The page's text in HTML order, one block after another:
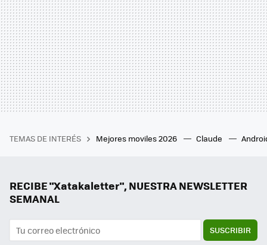
TEMAS DE INTERÉS Mejores moviles 2026 Claude
RECIBE "Xatakaletter", NUESTRA NEWSLETTER
SEMANAL
SUSCRIBIR